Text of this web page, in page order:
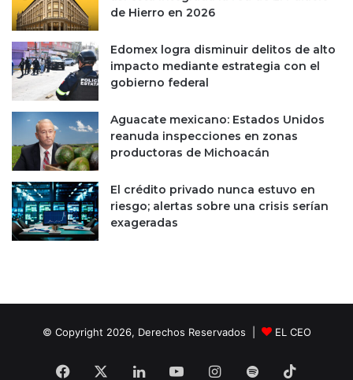
de Hierro en 2026
Edomex logra disminuir delitos de alto
impacto mediante estrategia con el
gobierno federal
Aguacate mexicano: Estados Unidos
reanuda inspecciones en zonas
productoras de Michoacán
El crédito privado nunca estuvo en
riesgo; alertas sobre una crisis serían
exageradas
© Copyright 2026, Derechos Reservados | EL CEO
Facebook LinkedInYouTubeInstagram
Spotify